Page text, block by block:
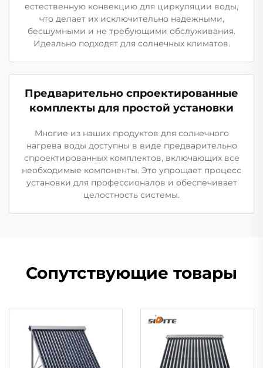
естественную конвекцию для циркуляции воды,
что делает их исключительно надежными,
бесшумными и не требующими обслуживания.
Идеально подходят для солнечных климатов.
Предварительно спроектированные
комплекты для простой установки
Многие из наших продуктов для солнечного
нагрева воды доступны в виде предварительно
спроектированных комплектов, включающих все
необходимые компоненты. Это упрощает процесс
установки для профессионалов и обеспечивает
целостность системы.
Сопутствующие товары